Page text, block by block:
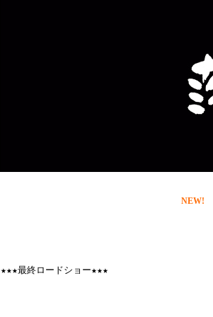
NEW!
★★★最終ロードショー★★★